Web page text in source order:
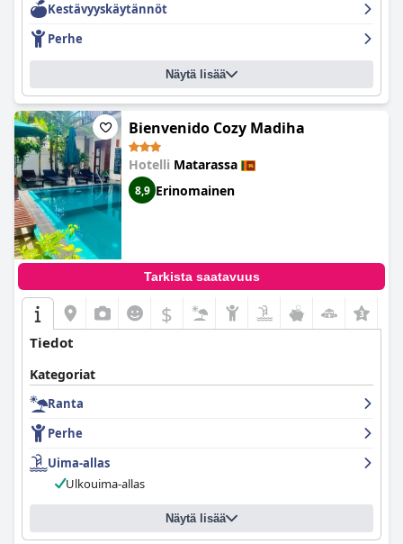
Kestävyyskäytännöt
Perhe
Näytä lisää
Bienvenido Cozy Madiha
Hotelli Matarassa
8,9 Erinomainen
Tarkista saatavuus
$
Tiedot
Kategoriat
Ranta
Perhe
Uima-allas
Ulkouima-allas
Näytä lisää